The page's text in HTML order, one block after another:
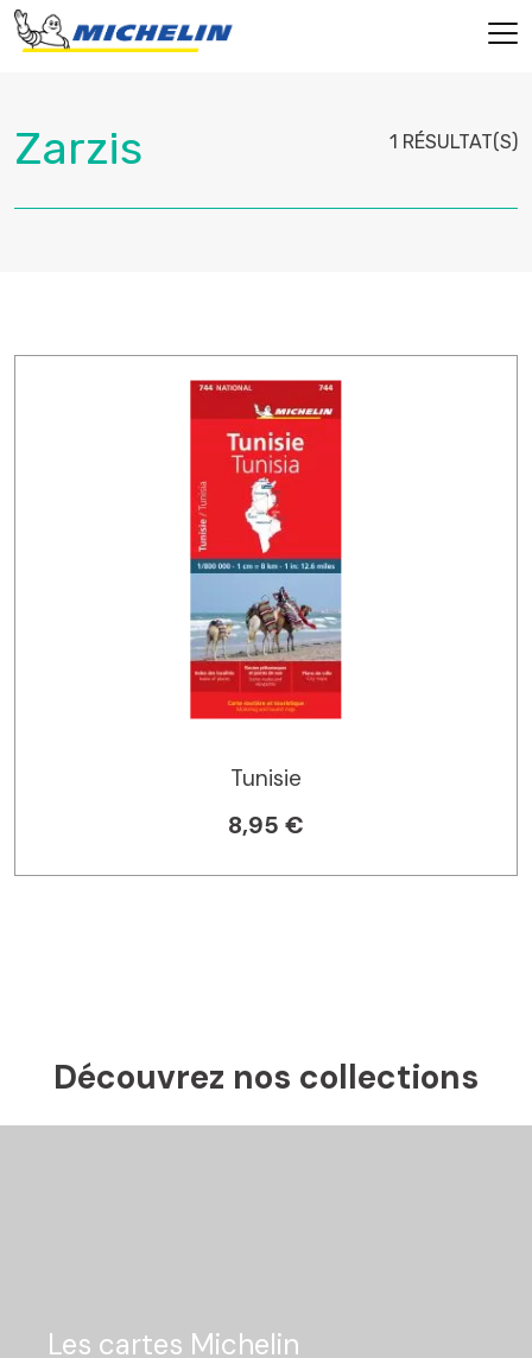
1 RÉSULTAT(S)
Tunisie
8,95 €
Découvrez nos collections
Les cartes Michelin